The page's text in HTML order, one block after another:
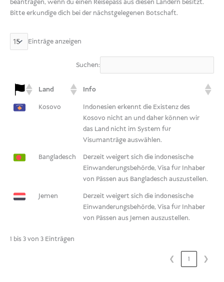
beantragen, wenn du einen Reisepass aus diesen Ländern besitzt.
Bitte erkundige dich bei der nächstgelegenen Botschaft.
Einträge anzeigen
Suchen:
Land
Info
Kosovo
Indonesien erkennt die Existenz des
Kosovo nicht an und daher können wir
das Land nicht im System für
Visumanträge auswählen.
Bangladesch
Derzeit weigert sich die indonesische
Einwanderungsbehörde, Visa für Inhaber
von Pässen aus Bangladesch auszustellen.
Jemen
Derzeit weigert sich die indonesische
Einwanderungsbehörde, Visa für Inhaber
von Pässen aus Jemen auszustellen.
1 bis 3 von 3 Einträgen
❮ 1 ❯